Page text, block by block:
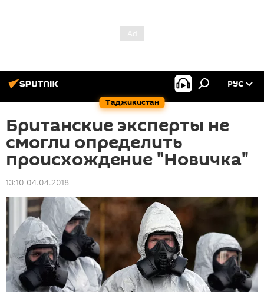
Таджикистан
РУС
Британские эксперты не
смогли определить
происхождение "Новичка"
13:10 04.04.2018